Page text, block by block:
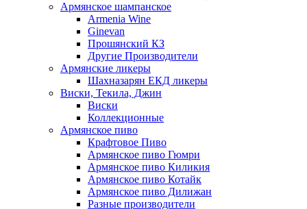
Армянское шампанское
Armenia Wine
Ginevan
Прошянский КЗ
Другие Производители
Армянские ликеры
Шахназарян ЕКД ликеры
Виски, Текила, Джин
Виски
Коллекционные
Армянское пиво
Крафтовое Пиво
Армянское пиво Гюмри
Армянское пиво Киликия
Армянское пиво Котайк
Армянское пиво Дилижан
Разные производители